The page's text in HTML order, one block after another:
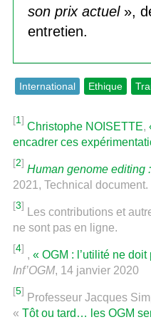
son prix actuel»,
entretien.
International Ethique
[1]
Christophe NOISETTE,
encadrer ces
[2]
Human genome editing
2021, Technical document.
[3]
Les contributions et
ne sont pas en ligne.
[4]
, « OGM : l’utilité ne
Inf’OGM, 14 janvier 2020
[5]
Professeur Jacques
« Tôt ou tard… les OGM